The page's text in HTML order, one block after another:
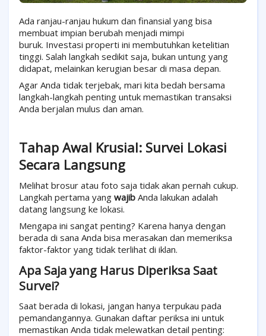
Ada ranjau-ranjau hukum dan finansial yang bisa
membuat impian berubah menjadi mimpi
buruk. Investasi properti ini membutuhkan ketelitian
tinggi. Salah langkah sedikit saja, bukan untung yang
didapat, melainkan kerugian besar di masa depan.
Agar Anda tidak terjebak, mari kita bedah bersama
langkah-langkah penting untuk memastikan transaksi
Anda berjalan mulus dan aman.
Tahap Awal Krusial: Survei Lokasi
Secara Langsung
Melihat brosur atau foto saja tidak akan pernah cukup.
Langkah pertama yang wajib Anda lakukan adalah
datang langsung ke lokasi.
Mengapa ini sangat penting? Karena hanya dengan
berada di sana Anda bisa merasakan dan memeriksa
faktor-faktor yang tidak terlihat di iklan.
Apa Saja yang Harus Diperiksa Saat
Survei?
Saat berada di lokasi, jangan hanya terpukau pada
pemandangannya. Gunakan daftar periksa ini untuk
memastikan Anda tidak melewatkan detail penting: